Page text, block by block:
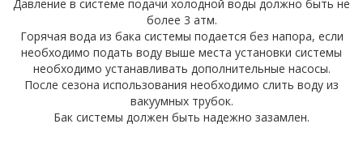
Давление в системе подачи холодной воды должно быть не
более 3 атм.
Горячая вода из бака системы подается без напора, если
необходимо подать воду выше места установки системы
необходимо устанавливать дополнительные насосы.
После сезона использования необходимо слить воду из
вакуумных трубок.
Бак системы должен быть надежно зазамлен.